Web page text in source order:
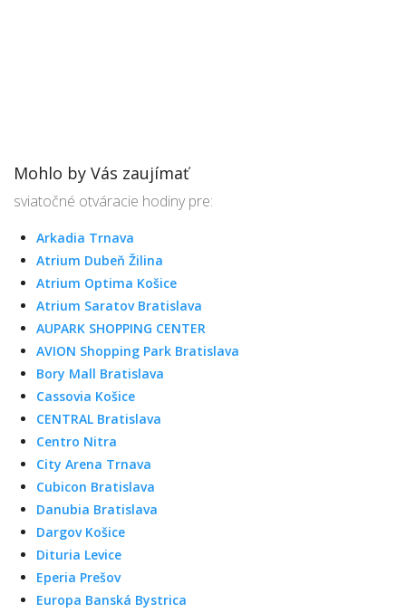
Mohlo by Vás zaujímať
sviatočné otváracie hodiny pre:
Arkadia Trnava
Atrium Dubeň Žilina
Atrium Optima Košice
Atrium Saratov Bratislava
AUPARK SHOPPING CENTER
AVION Shopping Park Bratislava
Bory Mall Bratislava
Cassovia Košice
CENTRAL Bratislava
Centro Nitra
City Arena Trnava
Cubicon Bratislava
Danubia Bratislava
Dargov Košice
Dituria Levice
Eperia Prešov
Europa Banská Bystrica